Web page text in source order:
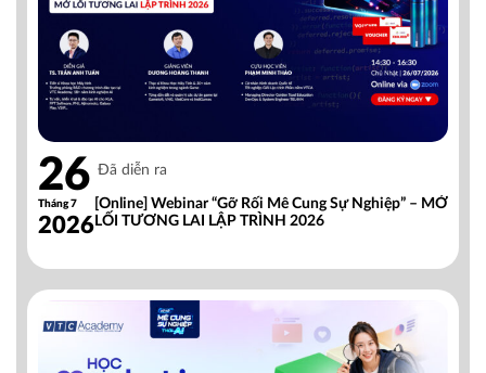
26
Tháng 7
2026
Đã diễn ra
[Online] Webinar “Gỡ Rối Mê Cung Sự Nghiệp” – MỞ
LỐI TƯƠNG LAI LẬP TRÌNH 2026